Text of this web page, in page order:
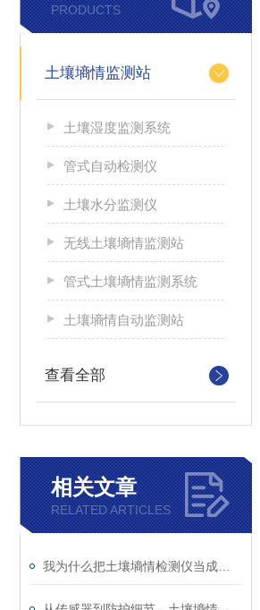
PRODUCTS
土壤墒情监测站
土壤湿度监测系统
管式自动检测仪
土壤水分监测仪
无线土壤墒情监测站
管式土壤墒情监测系统
土壤墒情自动监测站
查看全部
相关文章
RELATED ARTICLES